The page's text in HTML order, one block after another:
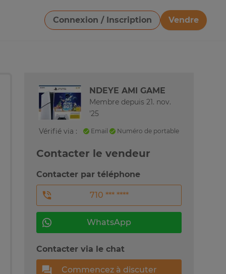
Connexion / Inscription
Vendre
Télécharger une image
NDEYE AMI GAME
Membre depuis 21. nov.
'25
Vérifié via :
Email Numéro de portable
Contacter le vendeur
Contacter par téléphone
710 *** ****
WhatsApp
Contacter via le chat
Commencez à discuter